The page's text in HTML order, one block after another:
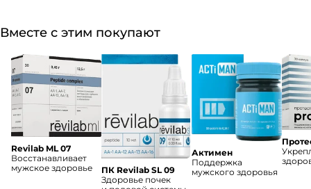
Вместе с этим покупают
Revilab ML 07
Восстанавливает
мужское здоровье
ПК Revilab SL 09
Здоровье почек
Актимен
Поддержка
мужского здоровья